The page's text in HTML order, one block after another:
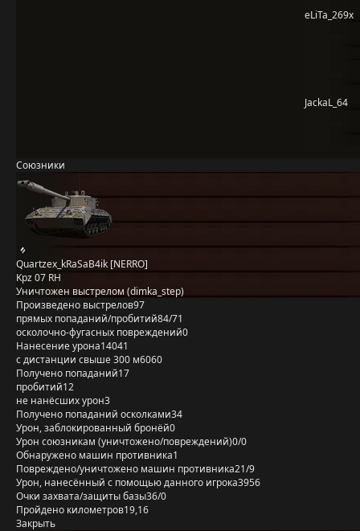
eLiTa_269x
JackaL_64
Союзники
Quartzex_kRaSaB4ik [NERRO]
Kpz 07 RH
Уничтожен выстрелом (dimka_step)
Произведено выстрелов97
прямых попаданий/пробитий84/71
осколочно-фугасных повреждений0
Нанесение урона14041
с дистанции свыше 300 м6060
Получено попаданий17
пробитий12
не нанёсших урон3
Получено попаданий осколками34
Урон, заблокированный бронёй0
Урон союзникам (уничтожено/повреждений)0/0
Обнаружено машин противника1
Повреждено/уничтожено машин противника21/9
Урон, нанесённый с помощью данного игрока3956
Очки захвата/защиты базы36/0
Пройдено километров19,16
Закрыть